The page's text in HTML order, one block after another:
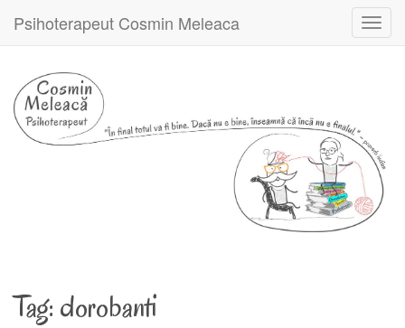
Psihoterapeut Cosmin Meleaca
Tag: dorobanti